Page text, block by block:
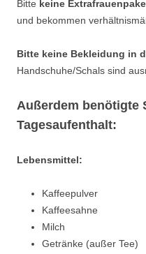
Bitte keine
und bekommen
Bitte keine Bekleidung in
Handschuhe/Schals sind
Außerdem benötigte
Tagesaufenthalt:
Lebensmittel:
Kaffeepulver
Kaffeesahne
Milch
Getränke (außer Tee)